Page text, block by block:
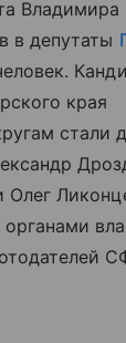
Владимира
в депутаты
края
стали